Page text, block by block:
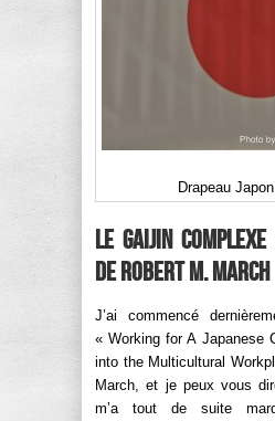
Drapeau
Le Gaijin
de Robert M. March
J’ai commencé
« Working for A Japanese
into the Multicultural
March, et je peux vous
m’a tout de suite